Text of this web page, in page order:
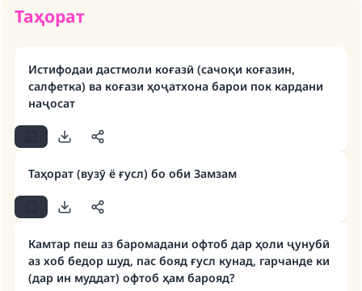
Таҳорат
Истифодаи дастмоли коғазӣ (сачоқи коғазин,
салфетка) ва коғази ҳоҷатхона барои пок кардани
наҷосат
Таҳорат (вузӯ ё ғусл) бо оби Замзам
Камтар пеш аз баромадани офтоб дар ҳоли ҷунубӣ
аз хоб бедор шуд, пас бояд ғусл кунад, гарчанде ки
(дар ин муддат) офтоб ҳам барояд?
Make an impact on millions of lives